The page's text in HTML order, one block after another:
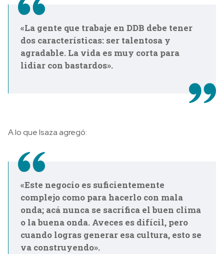
«La gente que trabaje en DDB debe tener
dos características: ser talentosa y
agradable. La vida es muy corta para
lidiar con bastardos».
A lo que Isaza agregó:
«Este negocio es suficientemente
complejo como para hacerlo con mala
onda; acá nunca se sacrifica el buen clima
o la buena onda. Aveces es difícil, pero
cuando logras generar esa cultura, esto se
va construyendo».